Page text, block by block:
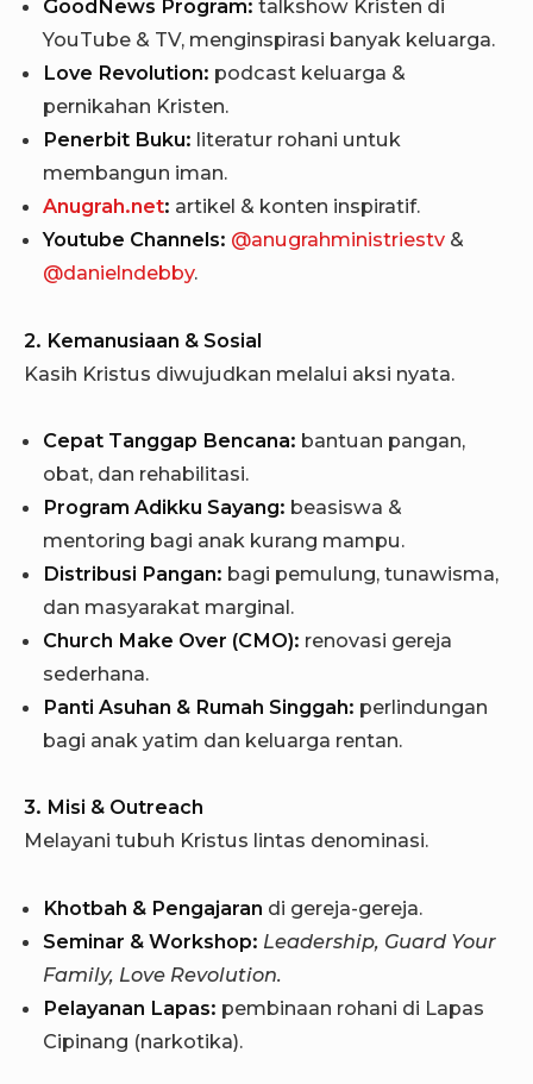
GoodNews Program: talkshow Kristen di
YouTube & TV, menginspirasi banyak keluarga.
Love Revolution: podcast keluarga &
pernikahan Kristen.
Penerbit Buku: literatur rohani untuk
membangun iman.
Anugrah.net: artikel & konten inspiratif.
Youtube Channels: @anugrahministriestv &
@danielndebby.
2. Kemanusiaan & Sosial
Kasih Kristus diwujudkan melalui aksi nyata.
Cepat Tanggap Bencana: bantuan pangan,
obat, dan rehabilitasi.
Program Adikku Sayang: beasiswa &
mentoring bagi anak kurang mampu.
Distribusi Pangan: bagi pemulung, tunawisma,
dan masyarakat marginal.
Church Make Over (CMO): renovasi gereja
sederhana.
Panti Asuhan & Rumah Singgah: perlindungan
bagi anak yatim dan keluarga rentan.
3. Misi & Outreach
Melayani tubuh Kristus lintas denominasi.
Khotbah & Pengajaran di gereja-gereja.
Seminar & Workshop: Leadership, Guard Your
Family, Love Revolution.
Pelayanan Lapas: pembinaan rohani di Lapas
Cipinang (narkotika).